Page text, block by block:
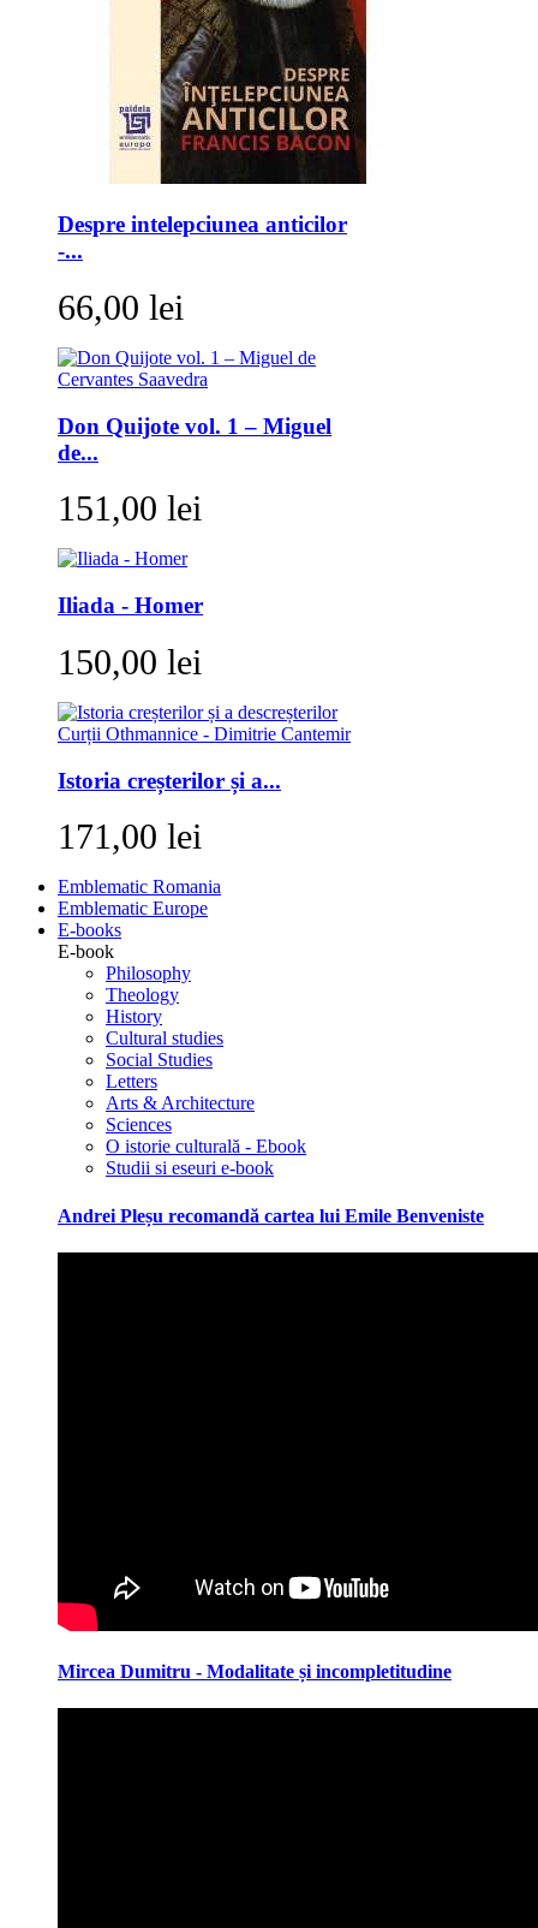
Despre intelepciunea anticilor
-...
66,00 lei
Don Quijote vol. 1 – Miguel
de...
151,00 lei
Iliada - Homer
150,00 lei
Istoria creșterilor și a...
171,00 lei
Emblematic Romania
Emblematic Europe
E-books
E-book
Philosophy
Theology
History
Cultural studies
Social Studies
Letters
Arts & Architecture
Sciences
O istorie culturală - Ebook
Studii si eseuri e-book
Andrei Pleșu recomandă cartea lui Emile Benveniste
Mircea Dumitru - Modalitate și incompletitudine